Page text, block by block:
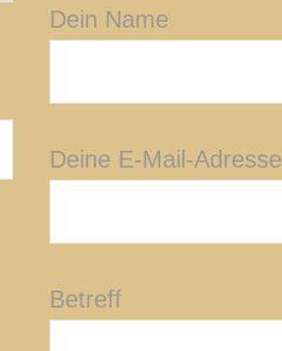
Dein Name
Deine E-Mail-Adresse
Betreff